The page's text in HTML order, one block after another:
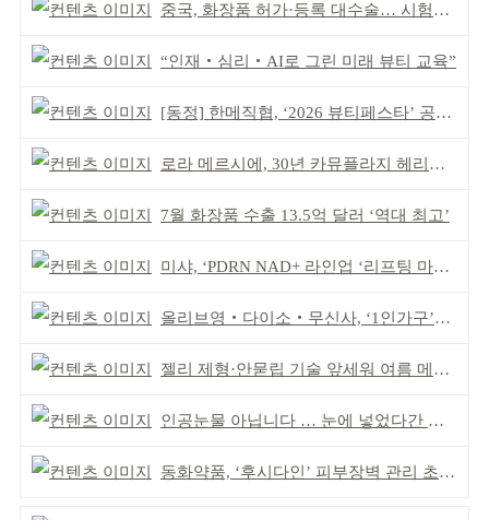
중국, 화장품 허가·등록 대수술… 시험자료 공용 허용
“인재‧심리‧AI로 그린 미래 뷰티 교육”
[동정] 한메직협, ‘2026 뷰티페스타’ 공동 주최
로라 메르시에, 30년 카뮤플라지 헤리티지 담아
7월 화장품 수출 13.5억 달러 ‘역대 최고’
미샤, ‘PDRN NAD+ 라인업 ‘리프팅 마스크’ 출시
올리브영‧다이소‧무신사, ‘1인가구’가 이끈다
젤리 제형·안묻립 기술 앞세워 여름 메이크업 시장 공략
인공눈물 아닙니다 … 눈에 넣었다간 각막 손상
동화약품, ‘후시다인’ 피부장벽 관리 초점 ‘리브랜딩’